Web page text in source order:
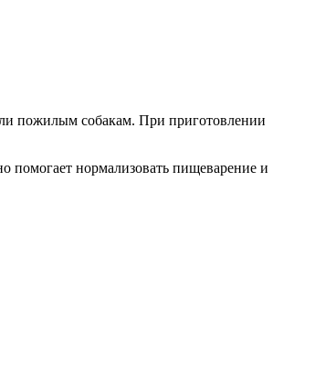
пожилым собакам. При приготовлении
помогает нормализовать пищеварение и